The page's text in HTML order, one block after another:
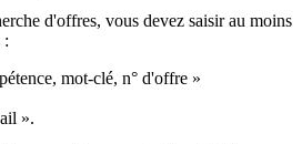
d'offres, vous devez saisir au moins
:
mot-clé, n° d'offre »
».